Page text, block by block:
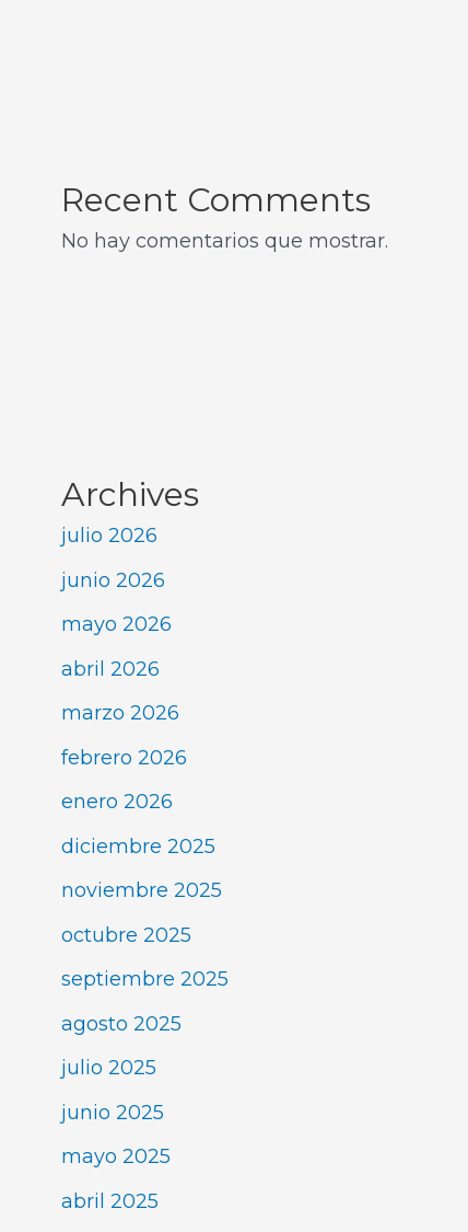
Recent Comments
No hay comentarios que mostrar.
Archives
julio 2026
junio 2026
mayo 2026
abril 2026
marzo 2026
febrero 2026
enero 2026
diciembre 2025
noviembre 2025
octubre 2025
septiembre 2025
agosto 2025
julio 2025
junio 2025
mayo 2025
abril 2025